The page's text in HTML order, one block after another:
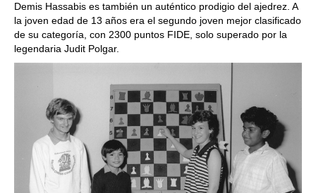
Demis Hassabis es también un auténtico prodigio del ajedrez. A
la joven edad de 13 años era el segundo joven mejor clasificado
de su categoría, con 2300 puntos FIDE, solo superado por la
legendaria Judit Polgar.